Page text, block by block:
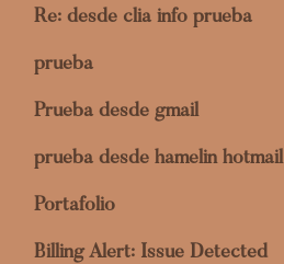
Re: desde clia info prueba
prueba
Prueba desde gmail
prueba desde hamelin hotmail
Portafolio
Billing Alert: Issue Detected